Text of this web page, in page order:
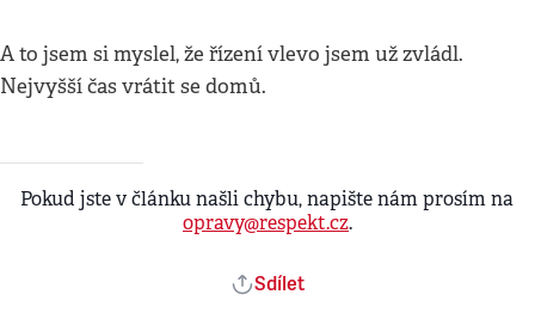
A to jsem si myslel, že řízení vlevo jsem už zvládl.
Nejvyšší čas vrátit se domů.
Pokud jste v článku našli chybu, napište nám prosím na
opravy@respekt.cz.
Sdílet